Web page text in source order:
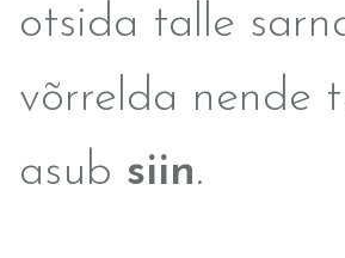
otsida talle
võrrelda nende
asub siin.